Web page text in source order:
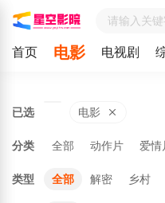
首页 电影 电视剧
已选 电影
分类 全部 动作片 爱情
类型 全部 解密 乡村